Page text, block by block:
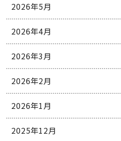
2026年5月
2026年4月
2026年3月
2026年2月
2026年1月
2025年12月